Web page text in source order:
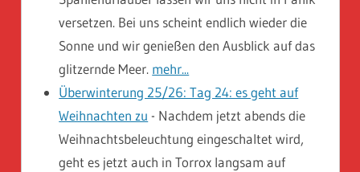
versetzen. Bei uns scheint endlich wieder die
Sonne und wir genießen den Ausblick auf das
glitzernde Meer. mehr...
Überwinterung 25/26: Tag 24: es geht auf
Weihnachten zu - Nachdem jetzt abends die
Weihnachtsbeleuchtung eingeschaltet wird,
geht es jetzt auch in Torrox langsam auf